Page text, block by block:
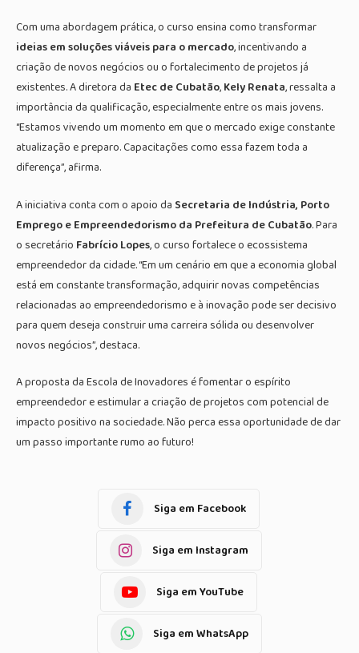
Com uma abordagem prática, o curso ensina como transformar
ideias em soluções viáveis para o mercado, incentivando a
criação de novos negócios ou o fortalecimento de projetos já
existentes. A diretora da Etec de Cubatão,Kely Renata, ressalta a
importância da qualificação, especialmente entre os mais jovens.
“Estamos vivendo um momento em que o mercado exige constante
atualização e preparo. Capacitações como essa fazem toda a
diferença”, afirma.
A iniciativa conta com o apoio da Secretaria de Indústria, Porto
Emprego e Empreendedorismo da Prefeitura de Cubatão. Para
o secretário Fabrício Lopes, o curso fortalece o ecossistema
empreendedor da cidade. “Em um cenário em que a economia global
está em constante transformação, adquirir novas competências
relacionadas ao empreendedorismo e à inovação pode ser decisivo
para quem deseja construir uma carreira sólida ou desenvolver
novos negócios”, destaca.
A proposta da Escola de Inovadores é fomentar o espírito
empreendedor e estimular a criação de projetos com potencial de
impacto positivo na sociedade. Não perca essa oportunidade de dar
um passo importante rumo ao futuro!
Siga em Facebook
Siga em Instagram
Siga em YouTube
Siga em WhatsApp